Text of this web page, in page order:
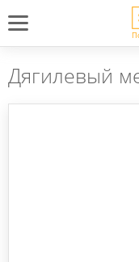
Дягилевый